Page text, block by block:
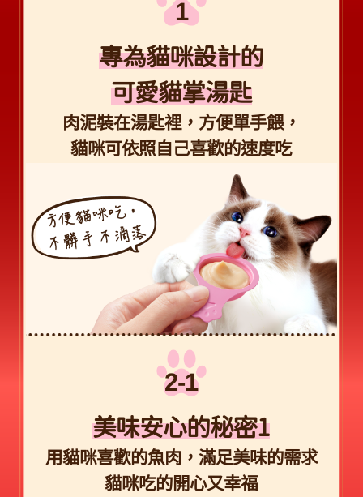
專為貓咪設計的
可愛貓掌湯匙
肉泥裝在湯匙裡，方便單手餵，
貓咪可依照自己喜歡的速度吃
美味安心的秘密1
用貓咪喜歡的魚肉，滿足美味的需求
貓咪吃的開心又幸福